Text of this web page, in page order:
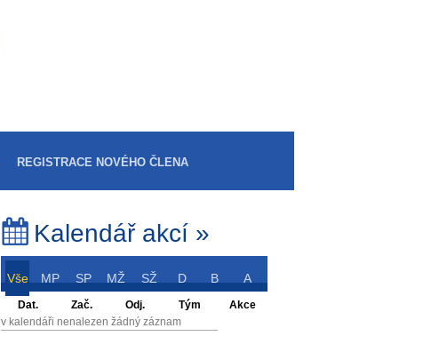
REGISTRACE NOVÉHO ČLENA
Kalendář akcí »
Vše MP SP MŽ SŽ D B A
Dat. Zač. Odj. Tým
Akce
v kalendáři nenalezen žádný záznam